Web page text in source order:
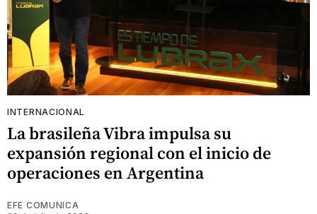
INTERNACIONAL
La brasileña Vibra impulsa su
expansión regional con el inicio de
operaciones en Argentina
EFE COMUNICA